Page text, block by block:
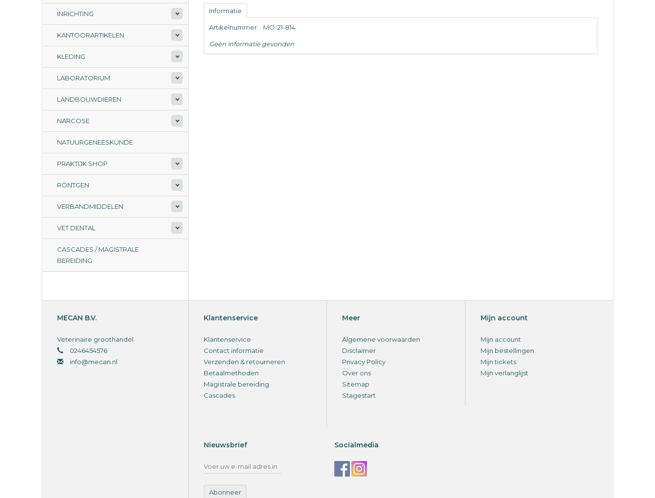
INRICHTING
KANTOORARTIKELEN
KLEDING
LABORATORIUM
LANDBOUWDIEREN
NARCOSE
NATUURGENEESKUNDE
PRAKTIJK SHOP
RÖNTGEN
VERBANDMIDDELEN
VET DENTAL
CASCADES / MAGISTRALE
BEREIDING
Informatie
Artikelnummer: MO-21-814
Geen informatie gevonden
MECAN B.V.
Veterinaire groothandel
0246454576
info@mecan.nl
Klantenservice
Klantenservice
Contact informatie
Verzenden & retourneren
Betaalmethoden
Magistrale bereiding
Cascades
Meer
Algemene voorwaarden
Disclaimer
Privacy Policy
Over ons
Sitemap
Stagestart
Mijn account
Mijn account
Mijn bestellingen
Mijn tickets
Mijn verlanglijst
Nieuwsbrief
Abonneer
Socialmedia